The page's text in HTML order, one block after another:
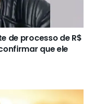
de processo de R$
que ele